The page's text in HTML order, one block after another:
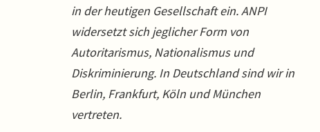
in der heutigen Gesellschaft ein. ANPI
widersetzt sich jeglicher Form von
Autoritarismus, Nationalismus und
Diskriminierung. In Deutschland sind wir in
Berlin, Frankfurt, Köln und München
vertreten.